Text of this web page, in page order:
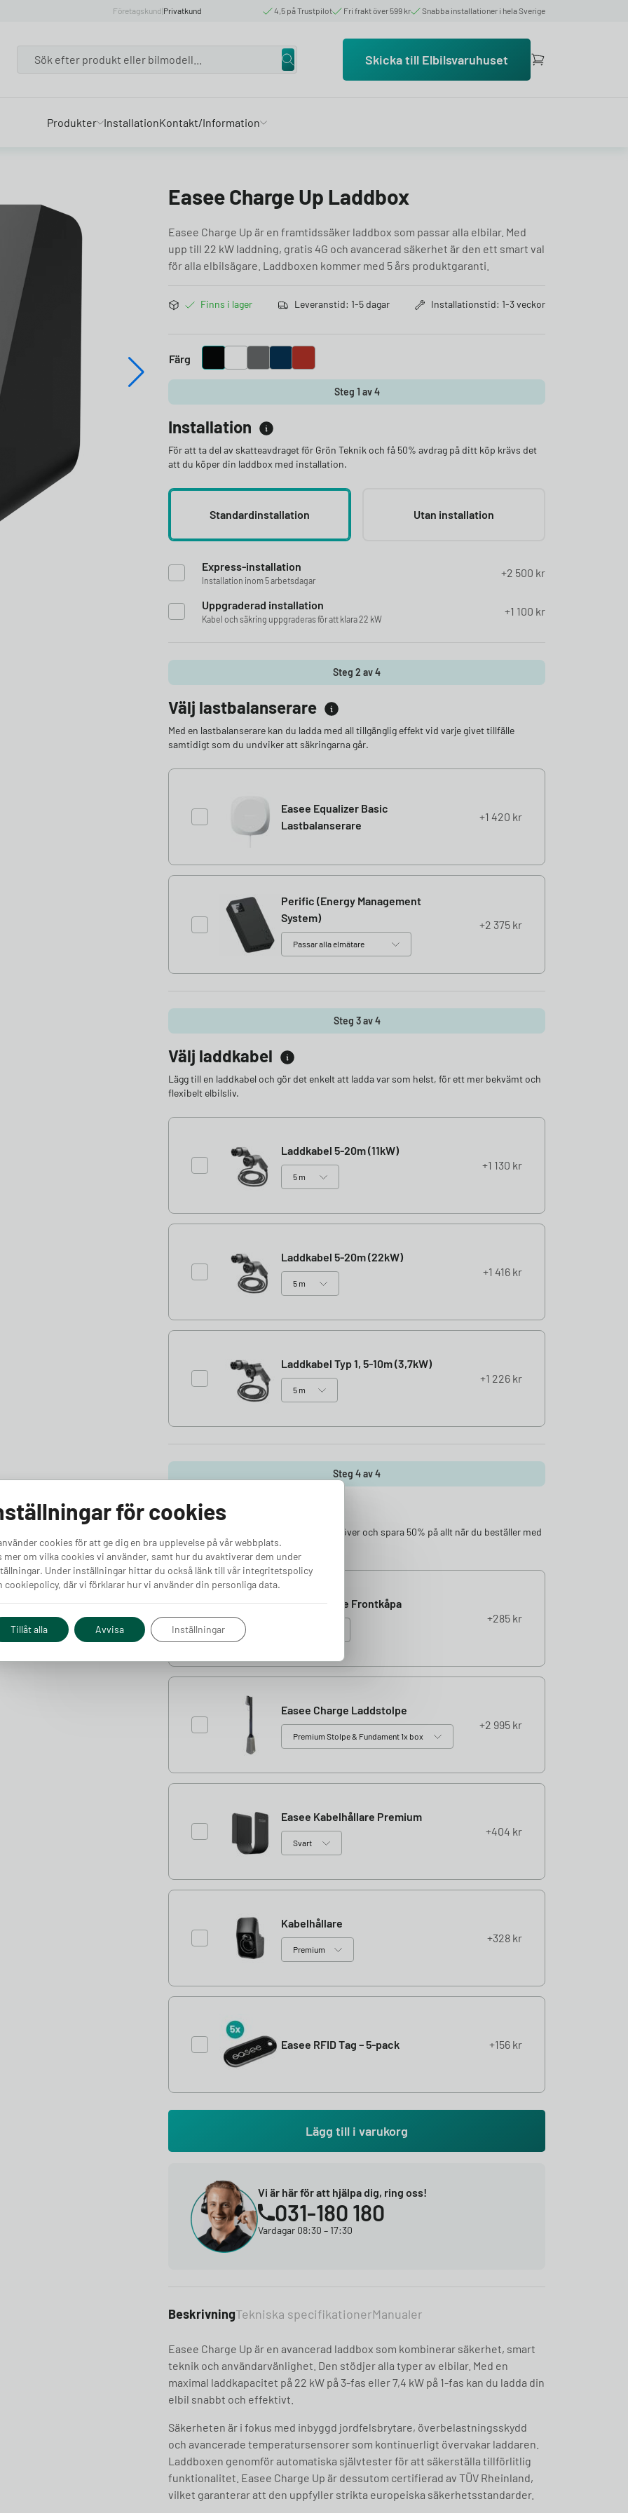
Företagskund|Privatkund 4,5 på Trustpilot Fri frakt över 599 kr Snabba installationer i hela Sverige
Skicka till Elbilsvaruhuset
Produkter InstallationKontakt/Information
Easee Charge Up Laddbox
Easee Charge Up är en framtidssäker laddbox som passar alla elbilar. Med
upp till 22 kW laddning, gratis 4G och avancerad säkerhet är den ett smart val
för alla elbilsägare. Laddboxen kommer med 5 års produktgaranti.
Finns i lager Leveranstid: 1-5 dagar Installationstid: 1-3 veckor
Färg
Steg 1 av 4
Installation
Standardinstallation Utan installation
För att ta del av skatteavdraget för Grön Teknik och få 50% avdrag på ditt köp krävs det
att du köper din laddbox med installation.
Express-installation
Installation inom 5 arbetsdagar
2 500 kr
Uppgraderad installation
Kabel och säkring uppgraderas för att klara 22 kW
1 100 kr
Steg 2 av 4
Välj lastbalanserare
Easee Equalizer Basic
Lastbalanserare
1 420 kr
Perific (Energy Management
System)
2 375 kr
Med en lastbalanserare kan du ladda med all tillgänglig effekt vid varje givet tillfälle
samtidigt som du undviker att säkringarna går.
Steg 3 av 4
Välj laddkabel
Laddkabel 5-20m (11kW)
1 130 kr
Laddkabel 5-20m (22kW)
1 416 kr
Laddkabel Typ 1, 5-10m (3,7kW)
1 226 kr
Lägg till en laddkabel och gör det enkelt att ladda var som helst, för ett mer bekvämt och
flexibelt elbilsliv.
Steg 4 av 4
Välj tillbehör
Easee Charge Frontkåpa
285 kr
Easee Charge Laddstolpe
2 995 kr
Easee Kabelhållare Premium
404 kr
Kabelhållare
328 kr
Easee RFID Tag – 5-pack 156 kr
Passa på och lägg till alla tillbehör du behöver och spara 50% på allt när du beställer med
installation.
Lägg till i varukorg
Vi är här för att hjälpa dig, ring oss!
031-180 180
Vardagar 08:30 – 17:30
BeskrivningTekniska specifikationerManualer
Easee Charge Up är en avancerad laddbox som kombinerar säkerhet, smart
teknik och användarvänlighet. Den stödjer alla typer av elbilar. Med en
maximal laddkapacitet på 22 kW på 3-fas eller 7,4 kW på 1-fas kan du ladda din
elbil snabbt och effektivt.
Säkerheten är i fokus med inbyggd jordfelsbrytare, överbelastningsskydd
och avancerade temperatursensorer som kontinuerligt övervakar laddaren.
Laddboxen genomför automatiska självtester för att säkerställa tillförlitlig
funktionalitet. Easee Charge Up är dessutom certifierad av TÜV Rheinland,
vilket garanterar att den uppfyller strikta europeiska säkerhetsstandarder.
för cookies
cookies för att ge dig en bra upplevelse på vår webbplats.
mer om vilka cookies vi använder, samt hur du avaktiverar dem under
Under inställningar hittar du också länk till vår integritetspolicy
cookiepolicy, där vi förklarar hur vi använder din personliga data.
Tillåt alla Avvisa Inställningar